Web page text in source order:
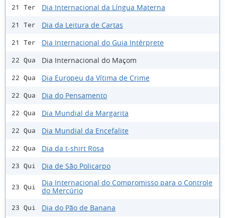
21 Ter Dia Internacional da Língua Materna
21 Ter Dia da Leitura de Cartas
21 Ter Dia Internacional do Guia Intérprete
22 Qua Dia Internacional do Maçom
22 Qua Dia Europeu da Vítima de Crime
22 Qua Dia do Pensamento
22 Qua Dia Mundial da Margarita
22 Qua Dia Mundial da Encefalite
22 Qua Dia da t-shirt Rosa
23 Qui Dia de São Policarpo
23 Qui
Dia Internacional do Compromisso para o Controle
do Mercúrio
23 Qui Dia do Pão de Banana